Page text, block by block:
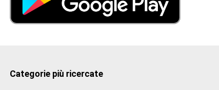
Categorie più ricercate